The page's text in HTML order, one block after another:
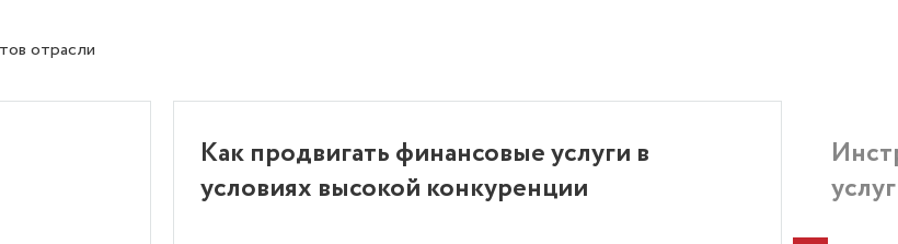
отрасли
Как продвигать финансовые услуги в
условиях высокой конкуренции